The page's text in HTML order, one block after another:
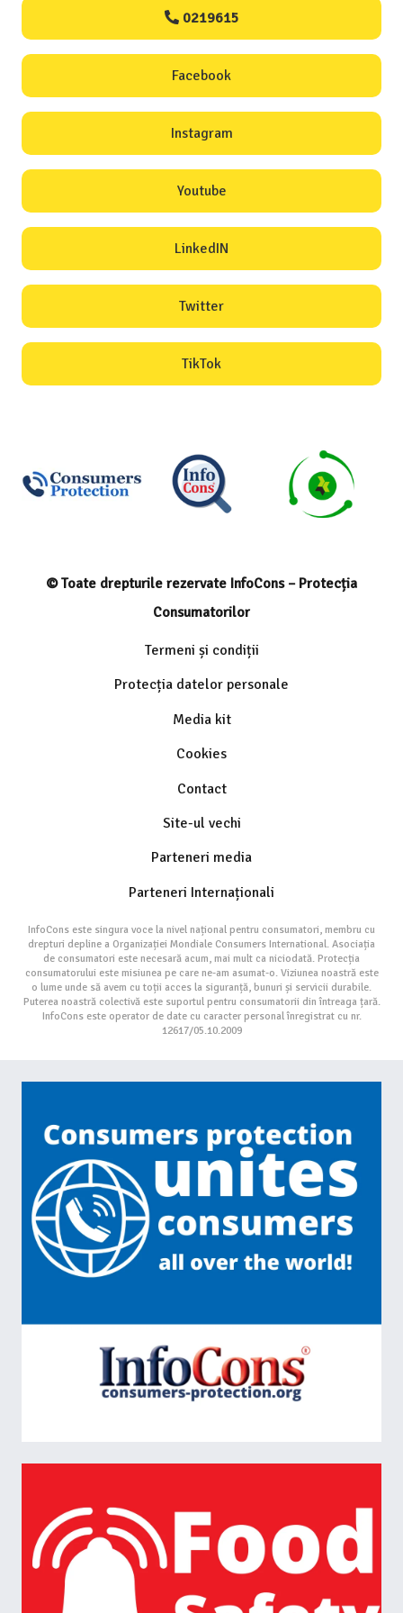
0219615
Facebook
Instagram
Youtube
LinkedIN
Twitter
TikTok
© Toate drepturile rezervate InfoCons – Protecția
Consumatorilor
Termeni și condiții
Protecția datelor personale
Media kit
Cookies
Contact
Site-ul vechi
Parteneri media
Parteneri Internaționali
InfoCons este singura voce la nivel național pentru consumatori, membru cu
drepturi depline a Organizației Mondiale Consumers International. Asociația
de consumatori este necesară acum, mai mult ca niciodată. Protecția
consumatorului este misiunea pe care ne-am asumat-o. Viziunea noastră este
o lume unde să avem cu toții acces la siguranță, bunuri și servicii durabile.
Puterea noastră colectivă este suportul pentru consumatorii din întreaga țară.
InfoCons este operator de date cu caracter personal înregistrat cu nr.
12617/05.10.2009